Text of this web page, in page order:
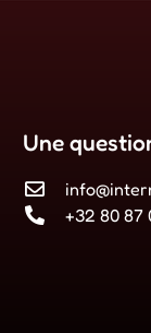
Une
+32 80 87